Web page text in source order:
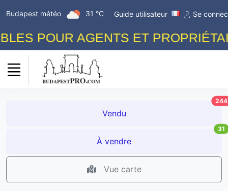
Budapest météo 31 °C Guide utilisateur Se
POUR AGENTS ET
Vendu
244
À vendre
31
Vue carte